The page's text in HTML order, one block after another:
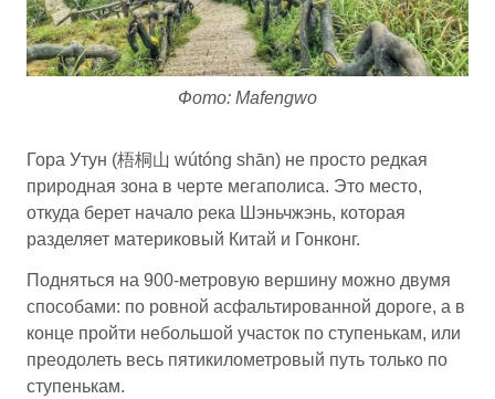
Фото: Mafengwo
Гора Утун (梧桐山 wútóng shān) не просто редкая
природная зона в черте мегаполиса. Это место,
откуда берет начало река Шэньчжэнь, которая
разделяет материковый Китай и Гонконг.
Подняться на 900-метровую вершину можно двумя
способами: по ровной асфальтированной дороге, а в
конце пройти небольшой участок по ступенькам, или
преодолеть весь пятикилометровый путь только по
ступенькам.